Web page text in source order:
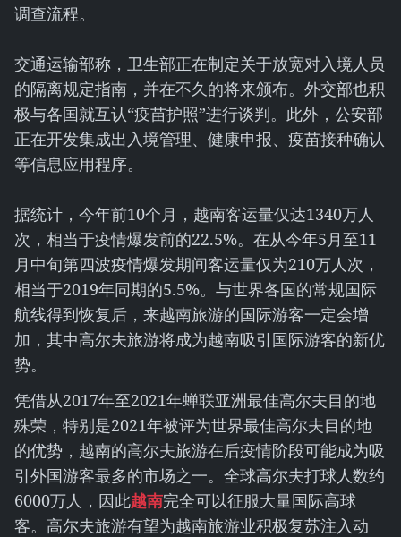
调查流程。
交通运输部称，卫生部正在制定关于放宽对入境人员
的隔离规定指南，并在不久的将来颁布。外交部也积
极与各国就互认“疫苗护照”进行谈判。此外，公安部
正在开发集成出入境管理、健康申报、疫苗接种确认
等信息应用程序。
据统计，今年前10个月，越南客运量仅达1340万人
次，相当于疫情爆发前的22.5%。在从今年5月至11
月中旬第四波疫情爆发期间客运量仅为210万人次，
相当于2019年同期的5.5%。与世界各国的常规国际
航线得到恢复后，来越南旅游的国际游客一定会增
加，其中高尔夫旅游将成为越南吸引国际游客的新优
势。
凭借从2017年至2021年蝉联亚洲最佳高尔夫目的地
殊荣，特别是2021年被评为世界最佳高尔夫目的地
的优势，越南的高尔夫旅游在后疫情阶段可能成为吸
引外国游客最多的市场之一。全球高尔夫打球人数约
6000万人，因此越南完全可以征服大量国际高球
客。高尔夫旅游有望为越南旅游业积极复苏注入动